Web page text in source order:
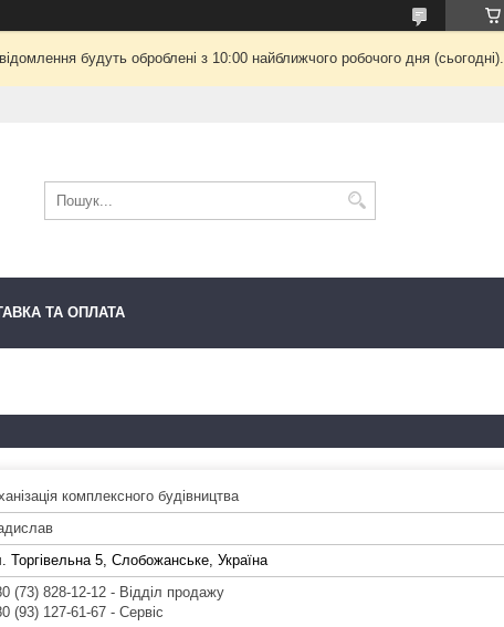
будуть оброблені з 10:00 найближчого робочого дня (сьогодні).
ТА ОПЛАТА
комплексного будівництва
Торгівельна 5, Слобожанське, Україна
(73) 828-12-12
Відділ продажу
(93) 127-61-67
Сервіс